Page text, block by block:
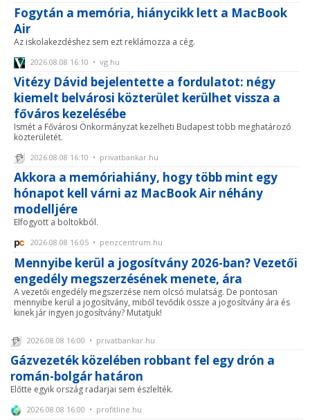
Fogytán a memória, hiánycikk lett a MacBook
Air
Az iskolakezdéshez sem ezt reklámozza a cég.
2026.08.08 16:10 • vg.hu
Vitézy Dávid bejelentette a fordulatot: négy
kiemelt belvárosi közterület kerülhet vissza a
főváros kezelésébe
Ismét a Fővárosi Önkormányzat kezelheti Budapest több meghatározó
közterületét.
2026.08.08 16:10 • privatbankar.hu
Akkora a memóriahiány, hogy több mint egy
hónapot kell várni az MacBook Air néhány
modelljére
Elfogyott a boltokból.
2026.08.08 16:05 • penzcentrum.hu
Mennyibe kerül a jogosítvány 2026-ban? Vezetői
engedély megszerzésének menete, ára
A vezetői engedély megszerzése nem olcsó mulatság. De pontosan
mennyibe kerül a jogosítvány, miből tevődik össze a jogosítvány ára és
kinek jár ingyen jogosítvány? Mutatjuk!
2026.08.08 16:00 • privatbankar.hu
Gázvezeték közelében robbant fel egy drón a
román-bolgár határon
Előtte egyik ország radarjai sem észlelték.
2026.08.08 16:00 • profitline.hu